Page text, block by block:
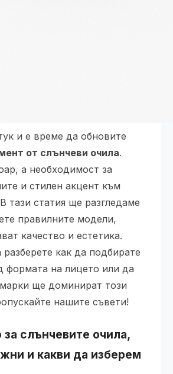
и е време да обновите
от слънчеви очила.
а необходимост за
и стилен акцент към
тази статия ще разгледаме
правилните модели,
качество и естетика.
как да подбирате
формата на лицето или да
ще доминират този
нашите съвети!
слънчевите очила,
и какви да изберем